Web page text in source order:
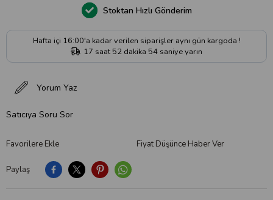
Paylaş
Favorilere Ekle Fiyat Düşünce Haber Ver
Yorum Yaz
Satıcıya Soru Sor
Hafta içi 16:00'a kadar verilen siparişler aynı gün kargoda !
17 saat 52 dakika 53 saniyeyarın
Stoktan Hızlı Gönderim